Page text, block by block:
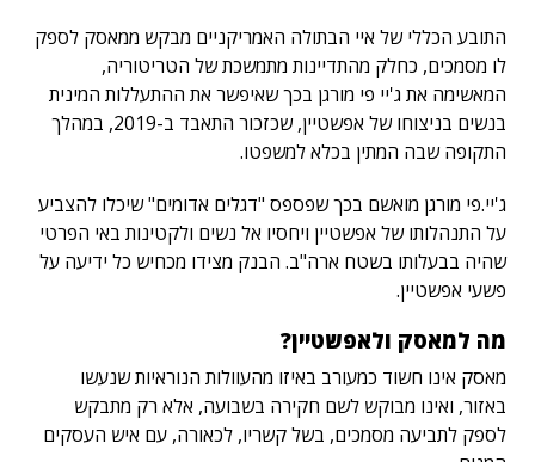
התובע הכללי של איי הבתולה האמריקניים מבקש ממאסק לספק
לו מסמכים, כחלק מהתדיינות מתמשכת של הטריטוריה,
המאשימה את ג'יי פי מורגן בכך שאיפשר את ההתעללות המינית
בנשים בניצוחו של אפשטיין, שכזכור התאבד ב-2019, במהלך
התקופה שבה המתין בכלא למשפטו.
ג'יי.פי מורגן מואשם בכך שפספס "דגלים אדומים" שיכלו להצביע
על התנהלותו של אפשטיין ויחסיו אל נשים ולקטינות באי הפרטי
שהיה בבעלותו בשטח ארה"ב. הבנק מצידו מכחיש כל ידיעה על
פשעי אפשטיין.
מה למאסק ולאפשטיין?
מאסק אינו חשוד כמעורב באיזו מהעוולות הנוראיות שנעשו
באזור, ואינו מבוקש לשם חקירה בשבועה, אלא רק מתבקש
לספק לתביעה מסמכים, בשל קשריו, לכאורה, עם איש העסקים